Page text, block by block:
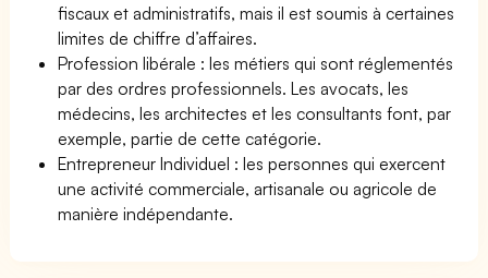
fiscaux et administratifs, mais il est soumis à certaines
limites de chiffre d’affaires.
Profession libérale : les métiers qui sont réglementés
par des ordres professionnels. Les avocats, les
médecins, les architectes et les consultants font, par
exemple, partie de cette catégorie.
Entrepreneur Individuel : les personnes qui exercent
une activité commerciale, artisanale ou agricole de
manière indépendante.